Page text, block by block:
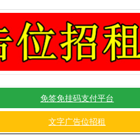
免签免挂码支付平台
文字广告位招租